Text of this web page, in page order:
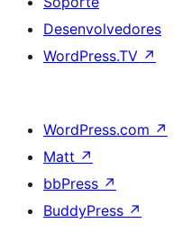
Desenvolvedores
WordPress.TV ↗
WordPress.com ↗
Matt ↗
bbPress ↗
BuddyPress ↗